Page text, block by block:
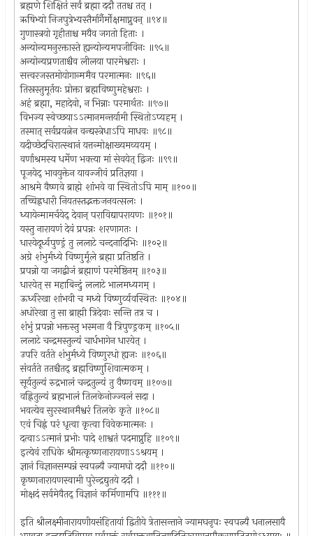
ब्रह्मणे शिक्षितं सर्वं ब्रह्मा ददौ ततश्च तत् ।
ऋषिभ्यो निजपुत्रेभ्यस्तैर्मार्गैर्मोक्षमाप्नुवन् ॥९४॥
गुणास्त्रयो गृहीताश्च मयैव जगतो हिताः ।
अन्योन्यमनुरक्तास्ते ह्यन्योन्यमपजीविनः ॥९५॥
अन्योन्यप्रणताश्चैव लीलया पारमेश्वराः ।
सत्त्वरजस्तमोयोगान्ममैव परमात्मनः ॥९६॥
तिस्रस्तुमूर्तयः प्रोक्ता ब्रह्मविष्णुमहेश्वराः ।
अहं ब्रह्मा, महादेवो, न भिन्नाः परमार्थतः ॥९७॥
विभज्य स्वेच्छयाऽऽत्मानमन्तर्यामी स्थितोऽप्यहम् ।
तस्मात् सर्वप्रयत्नेन वन्द्यस्त्रेधाऽपि माधवः ॥९८॥
यदीच्छेदचिरात्स्थानं यत्तन्मोक्षाख्यमव्ययम् ।
वर्णाश्रमस्य धर्मेण भक्त्या मां सेवयेत् द्विजः ॥९९॥
पूजयेद् भावयुक्तेन यावज्जीवं प्रतिज्ञया ।
आश्रमे वैष्णवे ब्राह्मे शांभवे वा स्थितोऽपि माम् ॥१००॥
तच्चिह्नधारी नियतस्तद्भक्तजनवत्सलः ।
ध्यायेन्मामर्चयेद् देवान् पराविद्यापरायणः ॥१०१॥
यस्तु नारायणं देवं प्रपन्नः शरणागतः ।
धारयेदूर्ध्वपुण्ड्रं तु ललाटे चन्दनादिभिः ॥१०२॥
अग्रे शंभुर्मध्ये विष्णुर्मूले ब्रह्मा प्रतिष्ठति ।
प्रपन्नो या जगद्बीजं ब्रह्माणं परमेष्ठिनम् ॥१०३॥
धारयेत् स महाबिन्दुं ललाटे भालमध्यगम् ।
ऊर्ध्वरेखा शांभवी च मध्ये विष्णुर्व्यवस्थितः ॥१०४॥
अधोरेखा तु सा ब्राह्मी त्रिदेवाः सन्ति तत्र च ।
शंभुं प्रपन्नो भक्तस्तु भस्मना वै त्रिपुण्ड्रकम् ॥१०५॥
ललाटे चन्द्रमस्तुल्यं चार्धभागेन धारयेत् ।
उपरि वर्तते शंभुर्मध्ये विष्णुरधो ह्यजः ॥१०६॥
संवर्तते ततश्चैतद् ब्रह्मविष्णुशिवात्मकम् ।
सूर्यतुल्यं रुद्रभालं चन्द्रतुल्यं तु वैष्णवम् ॥१०७॥
वह्नितुल्यं ब्रह्मभालं तिलकेनोज्ज्वलं सदा ।
भवत्येव सुरस्थानमैश्वरं तिलके कृते ॥१०८॥
एवं चिह्नं परं धृत्वा कृत्वा विवेकमात्मनः ।
दत्वाऽऽत्मानं प्रभोः पादे शाश्वतं पदमाप्नुहि ॥१०९॥
इत्येवं राधिके श्रीमत्कृष्णनारायणाऽऽश्रयम् ।
ज्ञानं विज्ञानसम्पन्नं स्वपत्न्यै ज्यामघो ददौ ॥११०॥
कृष्णनारायणस्वामी पुरेन्द्रद्युतये ददौ ।
मोक्षदं सर्वमेवैतद् विज्ञानं कर्मिणामपि ॥१११॥
इति श्रीलक्ष्मीनारायणीयसंहितायां द्वितीये त्रेतासन्ताने ज्यामघनृपः स्वपत्न्यै धनालसायै